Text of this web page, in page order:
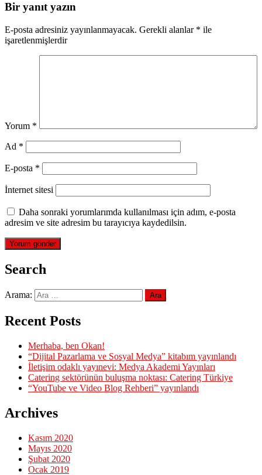
Bir yanıt yazın
E-posta adresiniz yayınlanmayacak. Gerekli alanlar * ile
işaretlenmişlerdir
Yorum *
Ad *
E-posta *
İnternet sitesi
Daha sonraki yorumlarımda kullanılması için adım, e-posta
adresim ve site adresim bu tarayıcıya kaydedilsin.
Search
Arama:
Recent Posts
Merhaba, ben Okan!
“Dijital Pazarlama ve Sosyal Medya” kitabım yayınlandı
İletişim odaklı yayınevi: Medya Akademi Yayınları
Catering sektörünün buluşma noktası: Catering Türkiye
“YouTube ve Video Blog Rehberi” yayınlandı
Archives
Kasım 2020
Mayıs 2020
Şubat 2020
Ocak 2019